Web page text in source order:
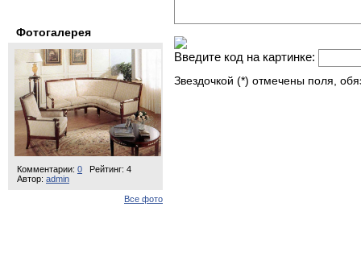
Фотогалерея
Комментарии: 0
Рейтинг: 4
Автор: admin
Все фото
Введите код на картинке:
Звездочкой (*) отмечены поля,